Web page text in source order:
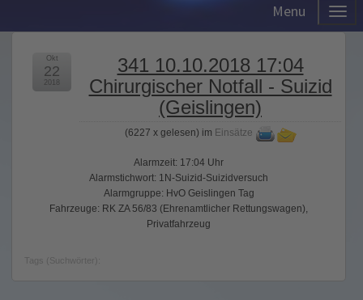
Menu
341 10.10.2018 17:04
Chirurgischer Notfall - Suizid
(Geislingen)
(6227 x gelesen) im Einsätze
Okt
22
2018
Alarmzeit: 17:04 Uhr
Alarmstichwort: 1N-Suizid-Suizidversuch
Alarmgruppe: HvO Geislingen Tag
Fahrzeuge: RK ZA 56/83 (Ehrenamtlicher Rettungswagen),
Privatfahrzeug
Tags (Suchwörter):